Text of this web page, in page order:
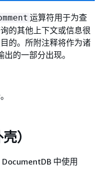
运算符用于为查
的其他上下文或信息很
的。所附注释将作为诸
的一部分出现。
）
中使用